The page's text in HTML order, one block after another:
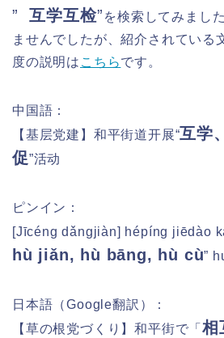
”互学互检” を検索してみまし
ませんでしたが、紹介されている
度の説明は こちらです。
中国語：
【基层党建】和平街道开展“互学
促”活动
ピンイン：
[Jīcéng dǎngjiàn] hépíng jiēdào
hù jiǎn, hù bāng, hù cù”
日本語（Google翻訳）：
【草の根党づくり】和平街で「相